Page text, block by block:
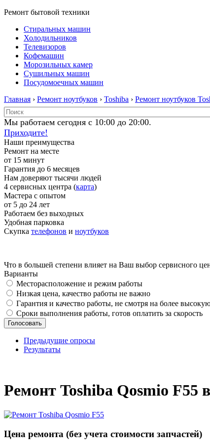
Ремонт бытовой техники
Стиральных машин
Холодильников
Телевизоров
Кофемашин
Морозильных камер
Сушильных машин
Посудомоечных машин
Главная › Ремонт ноутбуков › Toshiba › Ремонт ноутбуков
Мы работаем сегодня с 10:00 до 20:00.
Приходите!
Наши преимущества
Ремонт на месте
от 15 минут
Гарантия до 6 месяцев
Нам доверяют тысячи людей
4 сервисных центра (карта)
Мастера с опытом
от 5 до 24 лет
Работаем без выходных
Удобная парковка
Скупка телефонов и ноутбуков
Что в большей степени влияет на Ваш выбор сервисного
Варианты
Месторасположение и режим работы
Низкая цена, качество работы не важно
Гарантия и качество работы, не смотря на более
Сроки выполнения работы, готов оплатить за скорость
Предыдущие опросы
Результаты
Ремонт Toshiba Qosmio F55
Цена ремонта (без учета стоимости запчастей)